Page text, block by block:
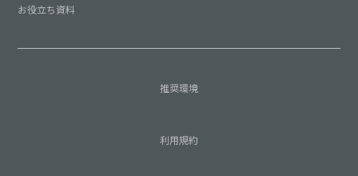
お役立ち資料
推奨環境
利用規約